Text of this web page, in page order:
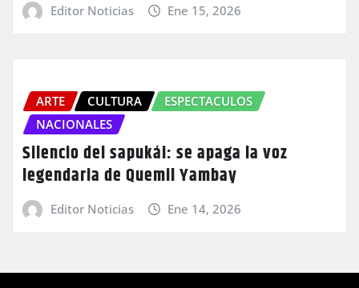
Editor Noticias Ene 15, 2026
ARTE CULTURA
ESPECTACULOS
NACIONALES
Silencio del sapukái: se apaga la voz
legendaria de Quemil Yambay
Editor Noticias Ene 14, 2026